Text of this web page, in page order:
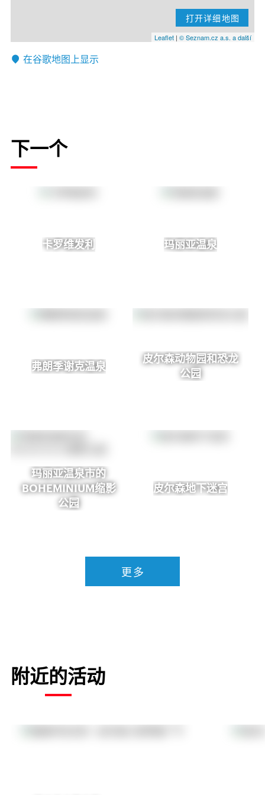
打开详细地图
Leaflet | © Seznam.cz a.s. a další
在谷歌地图上显示
下一个
卡罗维发利 玛丽亚温泉
弗朗季谢克温泉
皮尔森动物园和恐龙
公园
玛丽亚温泉市的
BOHEMINIUM缩影
公园
皮尔森地下迷宫
更多
附近的活动